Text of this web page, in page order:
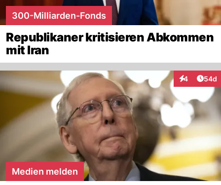
300-Milliarden-Fonds
Republikaner kritisieren Abkommen
mit Iran
4
Interaktionen
54d
Medien melden